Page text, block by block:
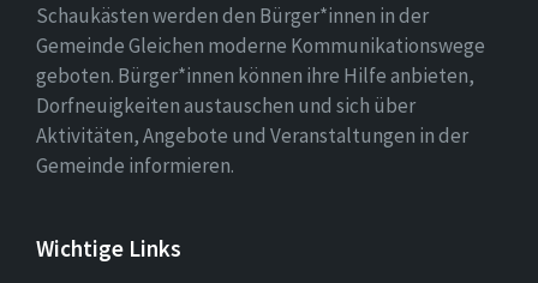
Schaukästen werden den Bürger*innen in der
Gemeinde Gleichen moderne Kommunikationswege
geboten. Bürger*innen können ihre Hilfe anbieten,
Dorfneuigkeiten austauschen und sich über
Aktivitäten, Angebote und Veranstaltungen in der
Gemeinde informieren.
Wichtige Links